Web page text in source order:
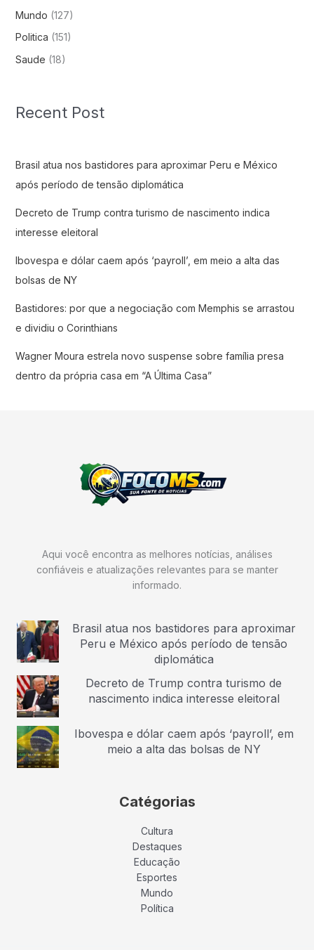
Mundo (127)
Politica (151)
Saude (18)
Recent Post
Brasil atua nos bastidores para aproximar Peru e México
após período de tensão diplomática
Decreto de Trump contra turismo de nascimento indica
interesse eleitoral
Ibovespa e dólar caem após ‘payroll’, em meio a alta das
bolsas de NY
Bastidores: por que a negociação com Memphis se arrastou
e dividiu o Corinthians
Wagner Moura estrela novo suspense sobre família presa
dentro da própria casa em “A Última Casa”
Aqui você encontra as melhores notícias, análises
confiáveis e atualizações relevantes para se manter
informado.
Brasil atua nos bastidores para aproximar
Peru e México após período de tensão
diplomática
Decreto de Trump contra turismo de
nascimento indica interesse eleitoral
Ibovespa e dólar caem após ‘payroll’, em
meio a alta das bolsas de NY
Catégorias
Cultura
Destaques
Educação
Esportes
Mundo
Política